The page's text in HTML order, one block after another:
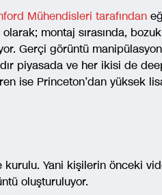
Mühendisleri tarafından
montaj sırasında,
Gerçi görüntü
piyasada ve her ikisi de
ise Princeton’dan yüksek
Yani kişilerin önceki
oluşturuluyor.